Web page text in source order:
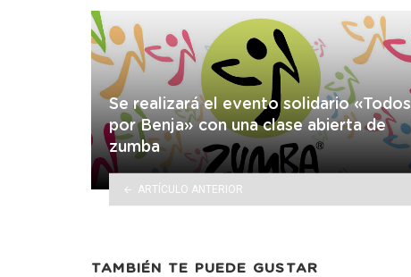
Se realizará el evento solidario «Todos
por Benja» con una clase abierta de
zumba
ARTÍCULO ANTERIOR
TAMBIÉN TE PUEDE GUSTAR